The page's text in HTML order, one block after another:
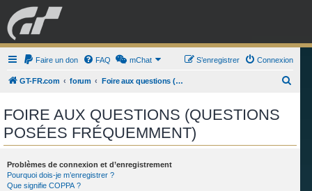
GRAN TURISMO FORUM
ESPORT BOUTIQUE
Faire un don FAQ mChat Connexion
S’enregistrer
GT-FR.com forum Foire aux questions (Questions posées fréquemment)
e
FOIRE AUX QUESTIONS (QUESTIONS
POSÉES FRÉQUEMMENT)
Problèmes de connexion et d’enregistrement
Pourquoi dois-je m’enregistrer ?
Que signifie COPPA ?